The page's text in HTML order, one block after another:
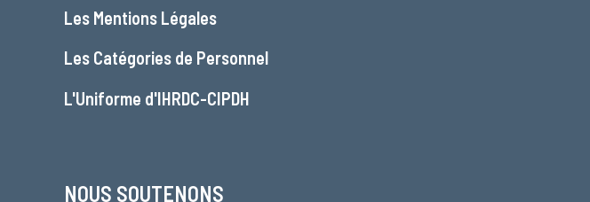
Les Mentions Légales
Les Catégories de Personnel
L'Uniforme d'IHRDC-CIPDH
NOUS SOUTENONS